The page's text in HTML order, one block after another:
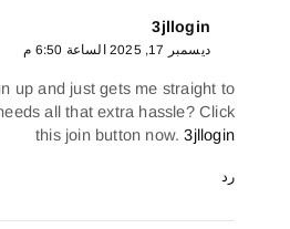
3jllogin
ديسمبر 17, 2025 الساعة 6:50 م
up and just gets me straight to
needs all that extra hassle? Click
this join button now.3jllogin